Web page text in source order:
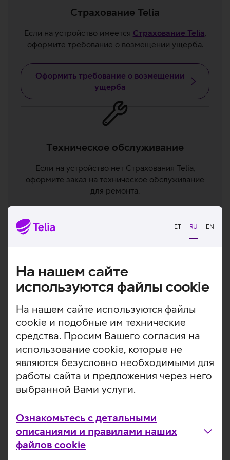
ET RU EN
На нашем сайте
используются файлы cookie
На нашем сайте используются файлы
cookie и подобные им технические
средства. Просим Вашего согласия на
использование cookie, которые не
являются безусловно необходимыми для
работы сайта и предложения через него
выбранной Вами услуги.
Ознакомьтесь с детальными
описаниями и правилами наших
файлов cookie
Страхование Telia
Если на устройство имеется Страхование Telia,
оформите требование о возмещении ущерба.
Оформить требование о возмещении
ущерба
Tехническое обслуживание
Если на устройство нет Страхования Telia,
оформите заказ на техническое обслуживание
для ремонта.
Оформить заказ на техническое
Партнеры по ремонту
Если Вы желаете отнести устройство
напрямую к партнеру по ремонту, Вы
найдете контакты здесь:
Tелевизоры Мобильные телефоны
Cмарт-часы Компьютеры
Аксессуары